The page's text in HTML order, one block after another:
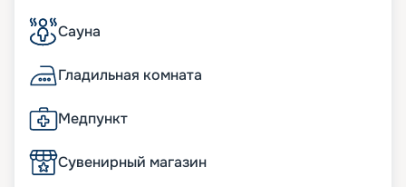
Сауна
Гладильная комната
Медпункт
Сувенирный магазин